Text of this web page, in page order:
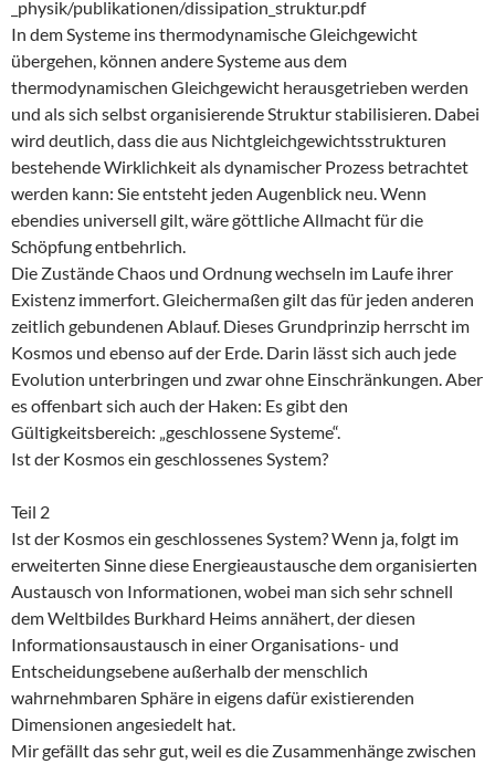
_physik/publikationen/dissipation_struktur.pdf
In dem Systeme ins thermodynamische Gleichgewicht
übergehen, können andere Systeme aus dem
thermodynamischen Gleichgewicht herausgetrieben werden
und als sich selbst organisierende Struktur stabilisieren. Dabei
wird deutlich, dass die aus Nichtgleichgewichtsstrukturen
bestehende Wirklichkeit als dynamischer Prozess betrachtet
werden kann: Sie entsteht jeden Augenblick neu. Wenn
ebendies universell gilt, wäre göttliche Allmacht für die
Schöpfung entbehrlich.
Die Zustände Chaos und Ordnung wechseln im Laufe ihrer
Existenz immerfort. Gleichermaßen gilt das für jeden anderen
zeitlich gebundenen Ablauf. Dieses Grundprinzip herrscht im
Kosmos und ebenso auf der Erde. Darin lässt sich auch jede
Evolution unterbringen und zwar ohne Einschränkungen. Aber
es offenbart sich auch der Haken: Es gibt den
Gültigkeitsbereich: „geschlossene Systeme“.
Ist der Kosmos ein geschlossenes System?
Teil 2
Ist der Kosmos ein geschlossenes System? Wenn ja, folgt im
erweiterten Sinne diese Energieaustausche dem organisierten
Austausch von Informationen, wobei man sich sehr schnell
dem Weltbildes Burkhard Heims annähert, der diesen
Informationsaustausch in einer Organisations- und
Entscheidungsebene außerhalb der menschlich
wahrnehmbaren Sphäre in eigens dafür existierenden
Dimensionen angesiedelt hat.
Mir gefällt das sehr gut, weil es die Zusammenhänge zwischen